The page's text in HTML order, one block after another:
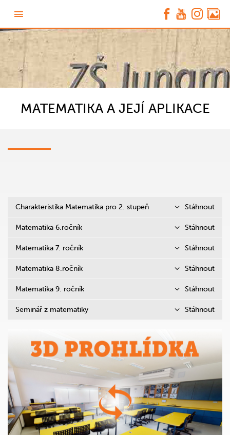
MATEMATIKA A JEJÍ APLIKACE
Charakteristika Matematika pro 2. stupeň Stáhnout
Matematika 6.ročník Stáhnout
Matematika 7. ročník Stáhnout
Matematika 8.ročník Stáhnout
Matematika 9. ročník Stáhnout
Seminář z matematiky Stáhnout